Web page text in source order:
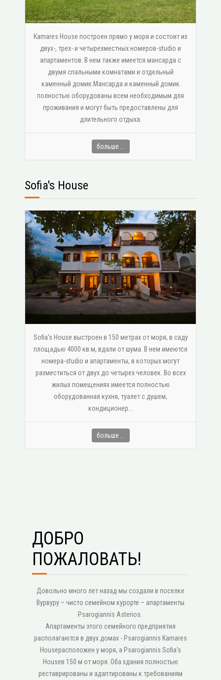
Kamares House построен прямо у моря и состоит из
двух-, трех- и четырехместных номеров-studio и
апартаментов. В нем также имеется мансарда с
двумя спальными комнатами и отдельный
каменный домик.Мансарда и каменный домик
полностью оборудованы всем необходимым для
проживания и могут быть предоставлены для
длительного отдыха.
больше ...
Sofia's House
Sofia's House выстроен в 150 метрах от моря, в саду
площадью 4000 кв.м, вдали от шума. В нем имеются
номера-studio и апартаменты, в которых могут
разместиться от двух до четырех человек. Во всех
жилых помещениях имеется полностью
оборудованная кухня, туалет с душем,
κондиционер...
больше ...
ДОБРО
ПОЖАЛОВАТЬ!
Довольно много лет назад мы создали в поселке
Вурвуру – чисто семейном курорте – апартаменты
Psarogiannis Asterios.
Апартаменты этого семейного предприятия
располагаются в двух домах - Psarogiannis Kamares
Houseрасположен у моря, а Psarogiannis Sofia's
Houseв 150 м от моря. Оба здания полностью
реставрированы и адаптированы к требованиям